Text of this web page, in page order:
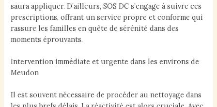
saura appliquer. D’ailleurs, SOS DC s’engage à suivre ces
prescriptions, offrant un service propre et conforme qui
rassure les familles en quête de sérénité dans des
moments éprouvants.
Intervention immédiate et urgente dans les environs de
Meudon
Il est souvent nécessaire de procéder au nettoyage dans